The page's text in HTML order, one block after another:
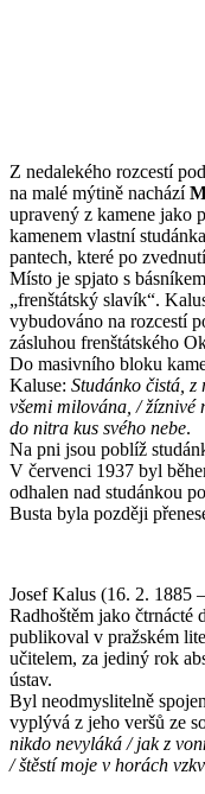
Z nedalekého rozcestí
na malé mýtině nachází
upravený z kamene jako
kamenem vlastní
pantech, které po
Místo je spjato s
„frenštátský slavík“.
vybudováno na rozcestí
zásluhou frenštátského
Do masivního bloku
Kaluse: Studánko čistá, z
všemi milována, / žíznivé
do nitra kus svého nebe.
Na pni jsou poblíž
V červenci 1937 byl
odhalen nad studánkou
Busta byla později
Josef Kalus (16. 2. 1885
Radhoštěm jako čtrnácté
publikoval v pražském
učitelem, za jediný rok
ústav.
Byl neodmyslitelně
vyplývá z jeho veršů ze
nikdo nevyláká / jak z
/ štěstí moje v horách